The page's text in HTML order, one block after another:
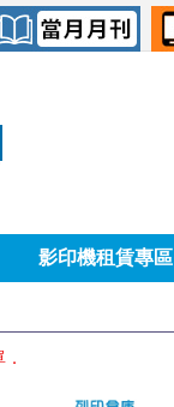
影印機租賃專區